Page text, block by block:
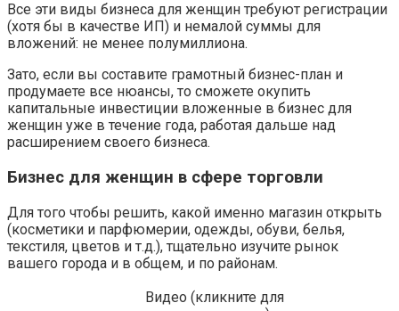
Все эти виды бизнеса для женщин требуют регистрации
(хотя бы в качестве ИП) и немалой суммы для
вложений: не менее полумиллиона.
Зато, если вы составите грамотный бизнес-план и
продумаете все нюансы, то сможете окупить
капитальные инвестиции вложенные в бизнес для
женщин уже в течение года, работая дальше над
расширением своего бизнеса.
Бизнес для женщин в сфере торговли
Для того чтобы решить, какой именно магазин открыть
(косметики и парфюмерии, одежды, обуви, белья,
текстиля, цветов и т.д.), тщательно изучите рынок
вашего города и в общем, и по районам.
Видео (кликните для